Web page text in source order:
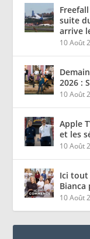
suite
arrive
10 Août
2026 :
10 Août
Apple
et les
10 Août
Ici tout
Bianca
10 Août